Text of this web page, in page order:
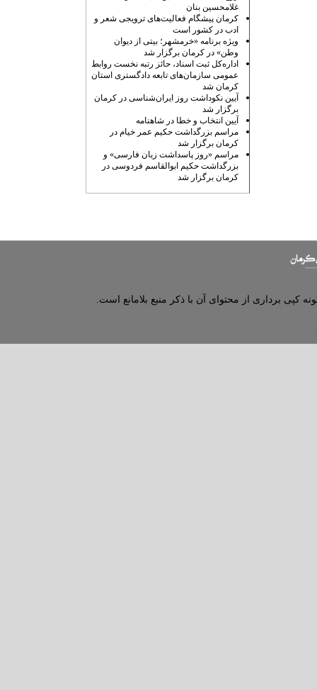
غلامحسین بنان
کرمان پیشگام فعالیت‌های ترویجی شعر و
ادب در کشور است
ویژه برنامه «خرمشهر؛ بیتی از دیوان
وطن» در کرمان برگزار شد
اداره‌کل ثبت اسناد، حائز رتبه نخست روابط
عمومی سازمان‌های تابعه دادگستری استان
کرمان شد
آیین نکوداشت روز ایران‌شناسی در کرمان
برگزار شد
آیین انتخاب و خطا در شاهنامه
مراسم بزرگداشت حکیم عمر خیام در
کرمان برگزار شد
مراسم «روز پاسداشت زبان فارسی» و
بزرگداشت حکیم ابوالقاسم فردوسی در
کرمان برگزار شد
کپی برداری از محتوای آن با ذکر منبع بلامانع است.